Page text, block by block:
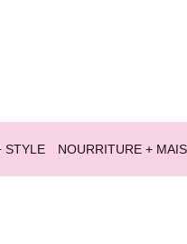
STYLE NOURRITURE +